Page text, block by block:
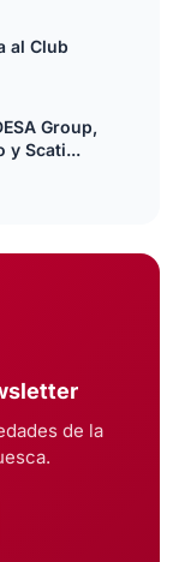
al Club
Group,
y Scati...
de la